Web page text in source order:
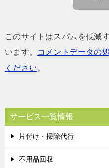
このサイトはスパムを低減
います。
コメントデータの
ください 。
サービス一覧情報
片付け・掃除代行
不用品回収